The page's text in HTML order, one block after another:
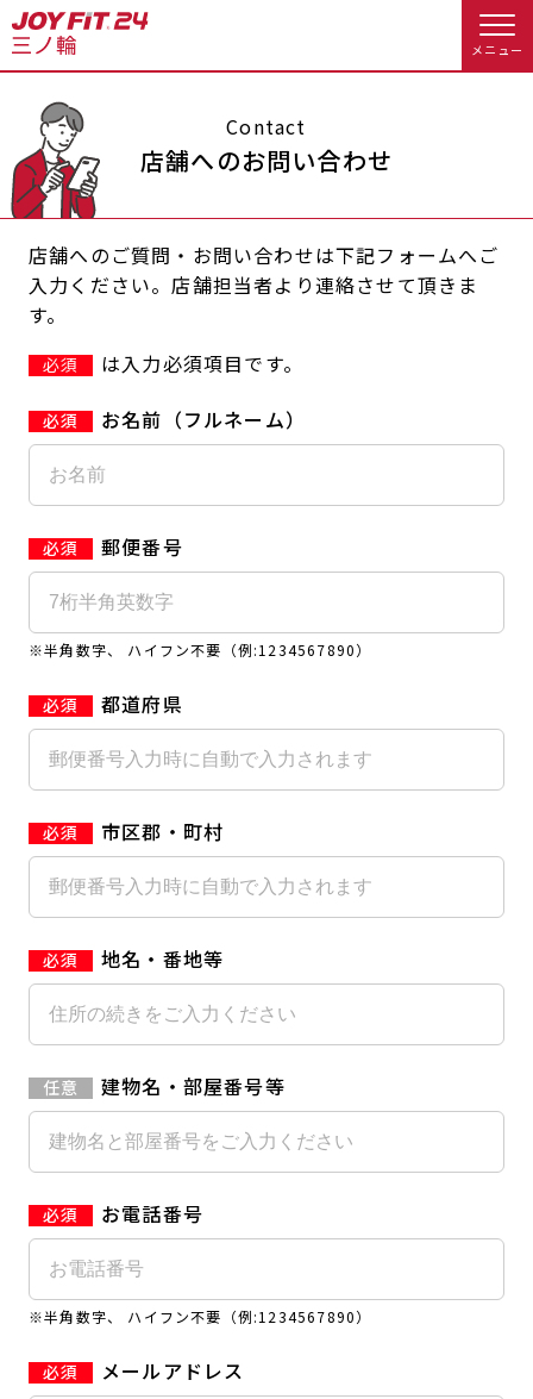
メニュー
店舗トップ
会員の方へトップ
会員様へのお知らせ
休会お手続き
アクセス 店舗情報・サービス
よくあるご質問 店舗へのお問い合わせ
入会するトップ
Appで入会手続き料金・サービス等詳しく見る
入会を悩まれている方へトップ
キャンペーン
JOYFIT24
JOYFIT+ 店舗を探す
Contact
店舗へのお問い合わせ
店舗へのご質問・お問い合わせは下記フォームへご
入力ください。店舗担当者より連絡させて頂きま
す。
必須
は入力必須項目です。
お名前（フルネーム）
郵便番号
※半角数字、 ハイフン不要（例:1234567890）
都道府県
市区郡・町村
地名・番地等
建物名・部屋番号等
お電話番号
※半角数字、 ハイフン不要（例:1234567890）
メールアドレス